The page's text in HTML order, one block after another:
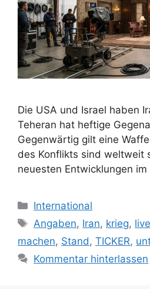
Die USA und Israel haben
Teheran hat heftige
Gegenwärtig gilt eine
des Konflikts sind weltweit
neuesten Entwicklungen im
Kategorien
International
Schlagwörter
Angaben, Iran, krieg, live
machen, Stand , TICKER,
Kommentar hinterlassen